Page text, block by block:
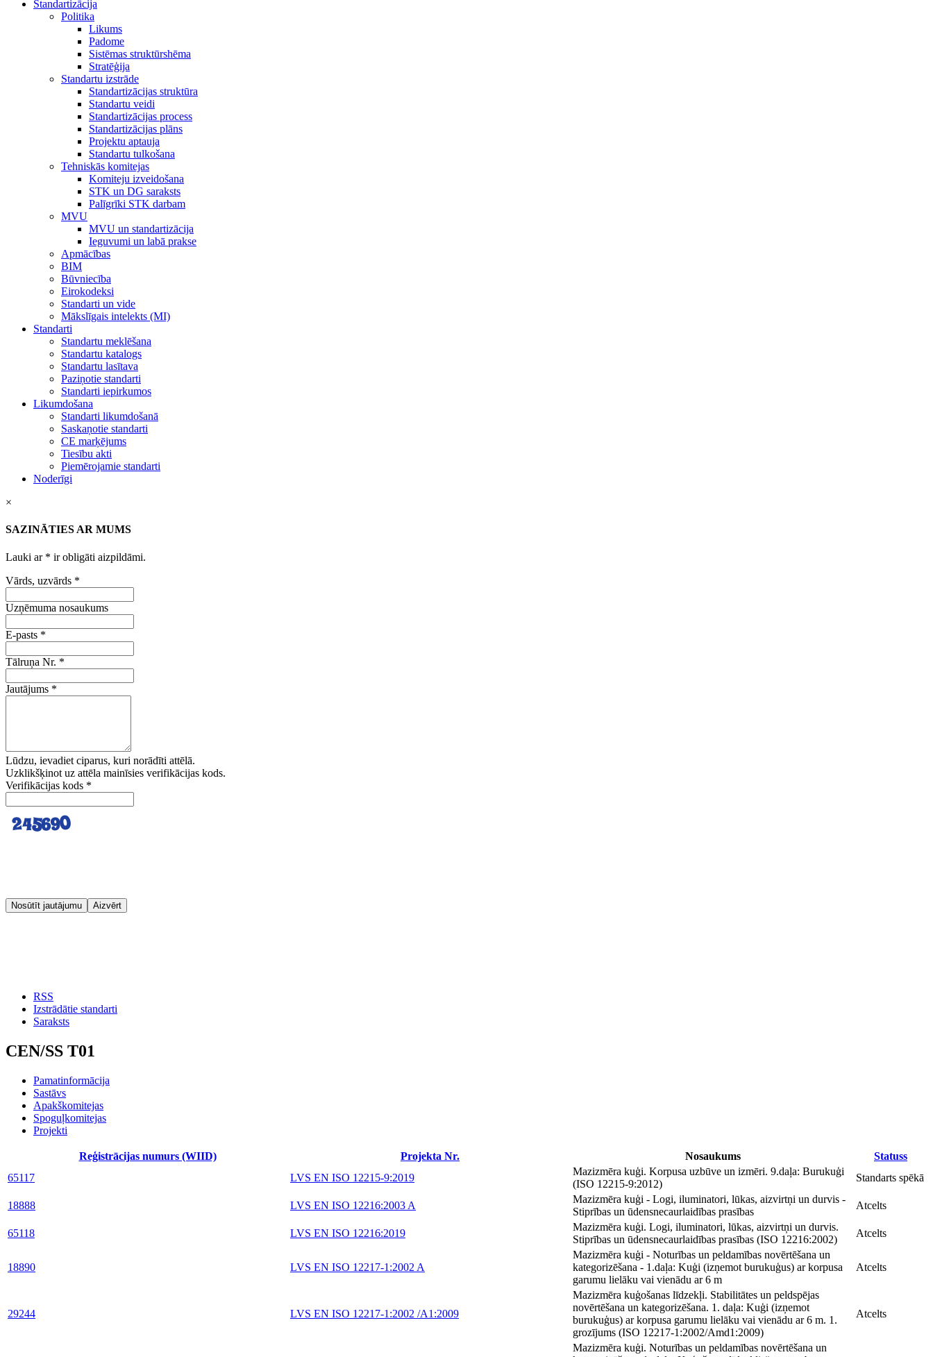
Standartizācija
Politika
Likums
Padome
Sistēmas struktūrshēma
Stratēģija
Standartu izstrāde
Standartizācijas struktūra
Standartu veidi
Standartizācijas process
Standartizācijas plāns
Projektu aptauja
Standartu tulkošana
Tehniskās komitejas
Komiteju izveidošana
STK un DG saraksts
Palīgrīki STK darbam
MVU
MVU un standartizācija
Ieguvumi un labā prakse
Apmācības
BIM
Būvniecība
Eirokodeksi
Standarti un vide
Mākslīgais intelekts (MI)
Standarti
Standartu meklēšana
Standartu katalogs
Standartu lasītava
Paziņotie standarti
Standarti iepirkumos
Likumdošana
Standarti likumdošanā
Saskaņotie standarti
CE marķējums
Tiesību akti
Piemērojamie standarti
Noderīgi
×
SAZINĀTIES AR MUMS
Lauki ar * ir obligāti aizpildāmi.
Vārds, uzvārds *
Uzņēmuma nosaukums
E-pasts *
Tālruņa Nr. *
Jautājums *
Lūdzu, ievadiet ciparus, kuri norādīti attēlā.
Uzklikšķinot uz attēla mainīsies verifikācijas kods.
Verifikācijas kods *
Nosūtīt jautājumu Aizvērt
RSS
Izstrādātie standarti
Saraksts
CEN/SS T01
Pamatinformācija
Sastāvs
Apakškomitejas
Spoguļkomitejas
Projekti
Reģistrācijas numurs (WIID) Projekta Nr. Nosaukums
Statuss
65117
LVS EN ISO 12215-9:2019
Mazizmēra kuģi. Korpusa uzbūve un izmēri. 9.daļa: Burukuģi
(ISO 12215-9:2012)
Standarts spēkā
18888 LVS EN ISO 12216:2003 A
Mazizmēra kuģi - Logi, iluminatori, lūkas, aizvirtņi un durvis -
Stiprības un ūdensnecaurlaidības prasības
Atcelts
65118 LVS EN ISO 12216:2019
Mazizmēra kuģi. Logi, iluminatori, lūkas, aizvirtņi un durvis.
Stiprības un ūdensnecaurlaidības prasības (ISO 12216:2002)
Atcelts
18890 LVS EN ISO 12217-1:2002 A
Mazizmēra kuģi - Noturības un peldamības novērtēšana un
kategorizēšana - 1.daļa: Kuģi (izņemot burukuģus) ar korpusa
garumu lielāku vai vienādu ar 6 m
Atcelts
29244 LVS EN ISO 12217-1:2002 /A1:2009
Mazizmēra kuģošanas līdzekļi. Stabilitātes un peldspējas
novērtēšana un kategorizēšana. 1. daļa: Kuģi (izņemot
burukuģus) ar korpusa garumu lielāku vai vienādu ar 6 m. 1.
grozījums (ISO 12217-1:2002/Amd1:2009)
Atcelts
Mazizmēra kuģi. Noturības un peldamības novērtēšana un